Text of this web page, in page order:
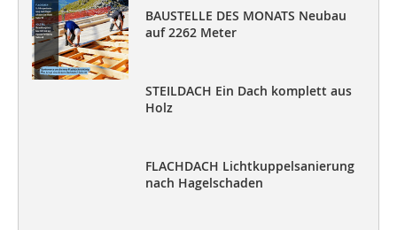
BAUSTELLE DES MONATS Neubau
auf 2262 Meter
STEILDACH Ein Dach komplett aus
Holz
FLACHDACH Lichtkuppelsanierung
nach Hagelschaden